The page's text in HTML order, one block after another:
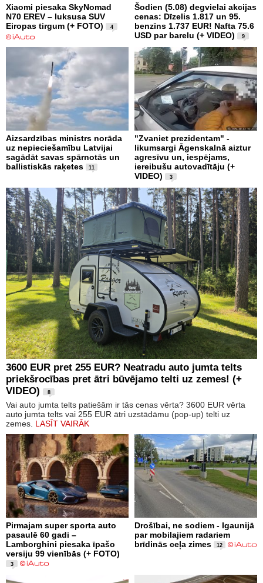
Xiaomi piesaka SkyNomad
N70 EREV – luksusa SUV
Eiropas tirgum (+ FOTO)
4
Šodien (5.08) degvielai akcijas
cenas: Dīzelis 1.817 un 95.
benzīns 1.737 EUR! Nafta 75.6
USD par barelu (+ VIDEO)
9
Aizsardzības ministrs norāda
uz nepieciešamību Latvijai
sagādāt savas spārnotās un
ballistiskās raķetes
11
"Zvaniet prezidentam" -
likumsargi Āgenskalnā aiztur
agresīvu un, iespējams,
iereibušu autovadītāju (+
VIDEO)
3
3600 EUR pret 255 EUR? Neatradu auto jumta telts
priekšrocības pret ātri būvējamo telti uz zemes! (+
VIDEO)
8
Vai auto jumta telts patiešām ir tās cenas vērta? 3600 EUR vērta
auto jumta telts vai 255 EUR ātri uzstādāmu (pop-up) telti uz
zemes. LASĪT VAIRĀK
Pirmajam super sporta auto
pasaulē 60 gadi –
Lamborghini piesaka īpašo
versiju 99 vienībās (+ FOTO)
3
Drošībai, ne sodiem - Igaunijā
par mobilajiem radariem
brīdinās ceļa zimes
12